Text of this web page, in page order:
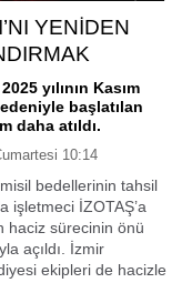
YENİDEN
yılının Kasım
başlatılan
daha atıldı.
10:14
bedellerinin tahsil
işletmeci İZOTAŞ’a
haciz sürecinin önü
açıldı. İzmir
ekipleri de hacizle